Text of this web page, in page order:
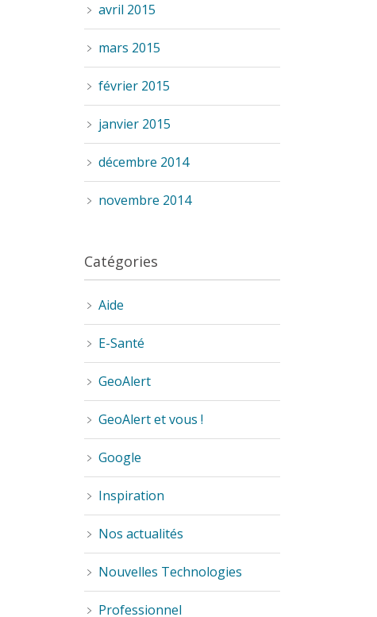
avril 2015
mars 2015
février 2015
janvier 2015
décembre 2014
novembre 2014
Catégories
Aide
E-Santé
GeoAlert
GeoAlert et vous !
Google
Inspiration
Nos actualités
Nouvelles Technologies
Professionnel